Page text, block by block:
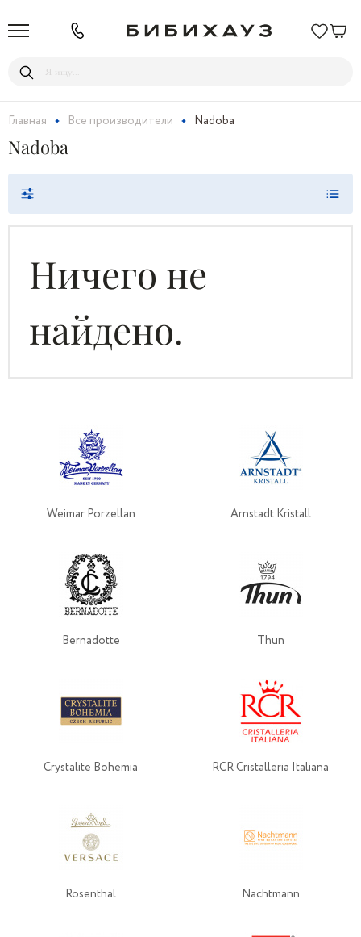
Главная Все производители Nadoba
Nadoba
Ничего не
найдено.
Weimar Porzellan Arnstadt Kristall
Bernadotte Thun
Crystalite Bohemia RCR Cristalleria Italiana
Rosenthal Nachtmann